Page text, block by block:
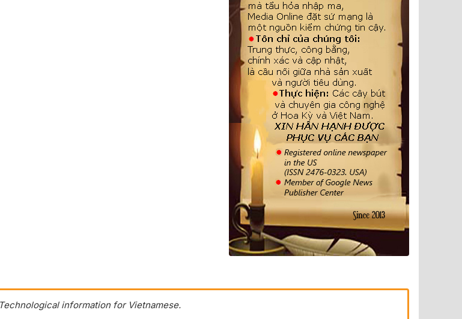
information for Vietnamese.